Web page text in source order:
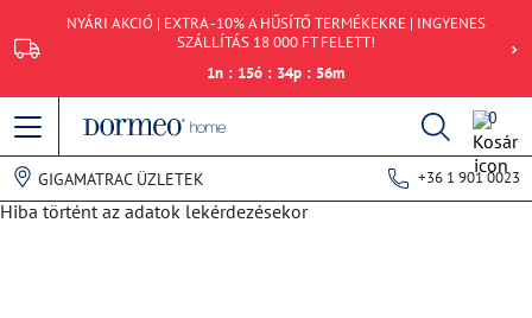
NYÁRI AKCIÓ | EXTRA -10% A HŰSÍTŐ TERMÉKEKRE | INGYENES
SZÁLLÍTÁS 18 000 FT FELETT!
1n : 15ó : 34p : 56m
0
GIGAMATRAC ÜZLETEK +36 1 901 0023
Hiba történt az adatok lekérdezésekor